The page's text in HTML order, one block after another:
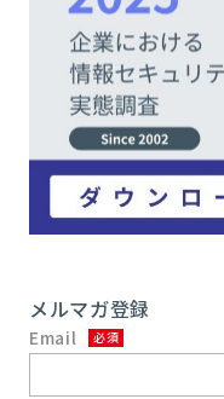
メルマガ登録
Email